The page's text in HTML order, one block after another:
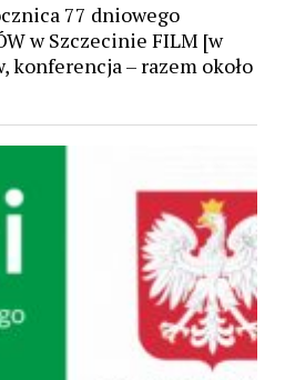
77 dniowego
w Szczecinie FILM [w
– razem około